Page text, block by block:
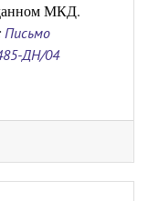
МКД.
Письмо
ДН/04